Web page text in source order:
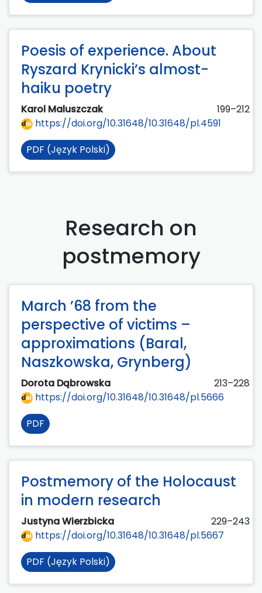
Poesis of experience. About
Ryszard Krynicki’s almost-
haiku poetry
Karol Maluszczak
199–212
https://doi.org/10.31648/10.31648/pl.4591
PDF (Język Polski)
Research on
postmemory
March ’68 from the
perspective of victims –
approximations (Baral,
Naszkowska, Grynberg)
Dorota Dąbrowska
213–228
https://doi.org/10.31648/10.31648/pl.5666
PDF
Postmemory of the Holocaust
in modern research
Justyna Wierzbicka
229–243
https://doi.org/10.31648/10.31648/pl.5667
PDF (Język Polski)